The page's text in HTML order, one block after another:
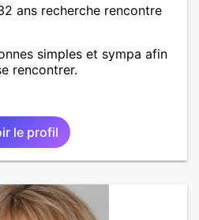
ans recherche rencontre
simples et sympa afin
rencontrer.
le profil